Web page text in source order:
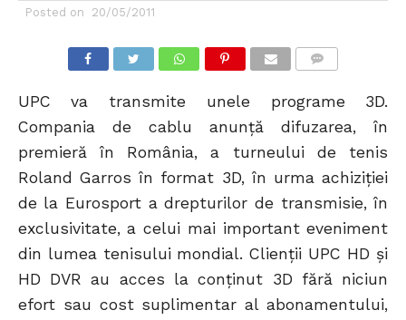
Posted on 20/05/2011
UPC va transmite unele programe 3D.
Compania de cablu anunță difuzarea, în
premieră în România, a turneului de tenis
Roland Garros în format 3D, în urma achiziției
de la Eurosport a drepturilor de transmisie, în
exclusivitate, a celui mai important eveniment
din lumea tenisului mondial. Clienții UPC HD și
HD DVR au acces la conținut 3D fără niciun
efort sau cost suplimentar al abonamentului,